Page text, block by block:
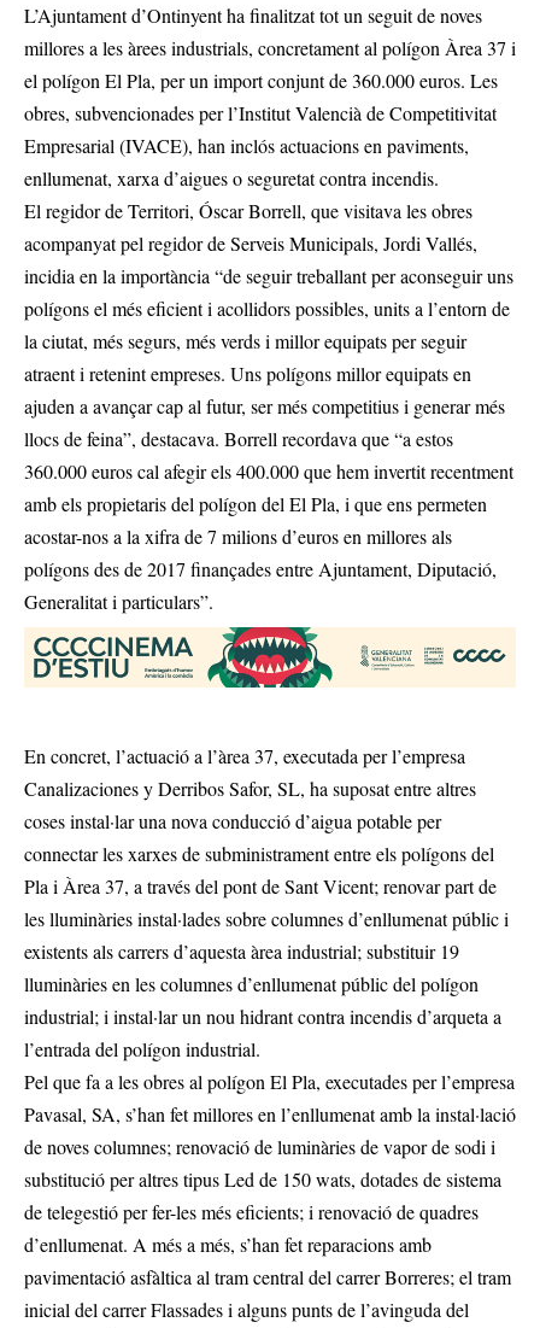
L’Ajuntament d’Ontinyent ha finalitzat tot un seguit de noves
millores a les àrees industrials, concretament al polígon Àrea 37 i
el polígon El Pla, per un import conjunt de 360.000 euros. Les
obres, subvencionades per l’Institut Valencià de Competitivitat
Empresarial (IVACE), han inclós actuacions en paviments,
enllumenat, xarxa d’aigues o seguretat contra incendis.
El regidor de Territori, Óscar Borrell, que visitava les obres
acompanyat pel regidor de Serveis Municipals, Jordi Vallés,
incidia en la importància “de seguir treballant per aconseguir uns
polígons el més eficient i acollidors possibles, units a l’entorn de
la ciutat, més segurs, més verds i millor equipats per seguir
atraent i retenint empreses. Uns polígons millor equipats en
ajuden a avançar cap al futur, ser més competitius i generar més
llocs de feina”, destacava. Borrell recordava que “a estos
360.000 euros cal afegir els 400.000 que hem invertit recentment
amb els propietaris del polígon del El Pla, i que ens permeten
acostar-nos a la xifra de 7 milions d’euros en millores als
polígons des de 2017 finançades entre Ajuntament, Diputació,
Generalitat i particulars”.
En concret, l’actuació a l’àrea 37, executada per l’empresa
Canalizaciones y Derribos Safor, SL, ha suposat entre altres
coses instal·lar una nova conducció d’aigua potable per
connectar les xarxes de subministrament entre els polígons del
Pla i Àrea 37, a través del pont de Sant Vicent; renovar part de
les lluminàries instal·lades sobre columnes d’enllumenat públic i
existents als carrers d’aquesta àrea industrial; substituir 19
lluminàries en les columnes d’enllumenat públic del polígon
industrial; i instal·lar un nou hidrant contra incendis d’arqueta a
l’entrada del polígon industrial.
Pel que fa a les obres al polígon El Pla, executades per l’empresa
Pavasal, SA, s’han fet millores en l’enllumenat amb la instal·lació
de noves columnes; renovació de luminàries de vapor de sodi i
substitució per altres tipus Led de 150 wats, dotades de sistema
de telegestió per fer-les més eficients; i renovació de quadres
d’enllumenat. A més a més, s’han fet reparacions amb
pavimentació asfàltica al tram central del carrer Borreres; el tram
inicial del carrer Flassades i alguns punts de l’avinguda del